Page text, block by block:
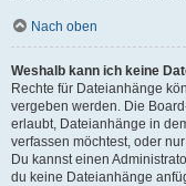
Nach oben
Weshalb kann ich keine
Rechte für Dateianhänge
vergeben werden. Die
erlaubt, Dateianhänge in
verfassen möchtest, oder
Du kannst einen
du keine Dateianhänge